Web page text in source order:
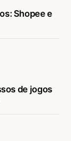
Shopee e
de jogos